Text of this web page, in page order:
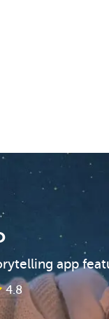
app
4.8